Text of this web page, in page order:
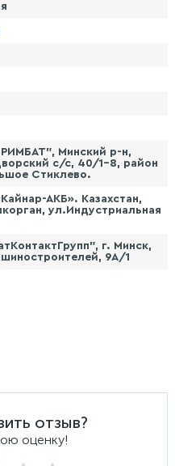
Минский р-н,
с/с, 40/1-8, район
Стиклево.
АКБ». Казахстан,
ул.Индустриальная
г. Минск,
9А/1
отзыв?
оценку!